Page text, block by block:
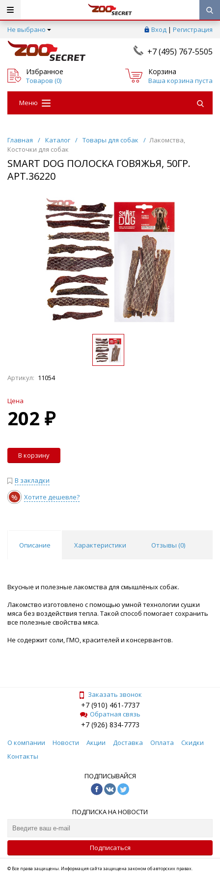
Не выбрано Вход | Регистрация
+7 (495) 767-5505
Избранное
Товаров (0)
Корзина
Ваша корзина пуста
Меню
Главная / Каталог / Товары для собак / Лакомства,
Косточки для собак
SMART DOG ПОЛОСКА ГОВЯЖЬЯ, 50ГР.
АРТ.36220
Артикул: 11054
Цена
202 ₽
В корзину
В закладки
% Хотите дешевле?
Описание Характеристики Отзывы (0)
Вкусные и полезные лакомства для смышлёных собак.
Лакомство изготовлено с помощью умной технологии сушки
мяса без воздействия тепла. Такой способ помогает сохранить
все полезные свойства мяса.
Не содержит соли, ГМО, красителей и консервантов.
Заказать звонок
+7 (910) 461-7737
Обратная связь
+7 (926) 834-7773
О компании Новости Акции Доставка Оплата
Скидки
Контакты
ПОДПИСЫВАЙСЯ
ПОДПИСКА НА НОВОСТИ
Подписаться
© Все права защищены. Информация сайта защищена законом об авторских правах.